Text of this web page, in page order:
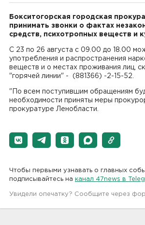
Бокситогорская городская
принимать звонки о фактах
средств, психотропных веществ и
С 23 по 26 августа с 09.00 до 18.00
употребления и распространения
веществ и о местах проживания лиц,
"горячей линии" - (881366) -2-15-52.
"По всем поступившим обращениям
необходимости приняты меры
прокуратуре Ленобласти.
Чтобы первыми узнавать о главных
подписывайтесь на канал 47news в
Увидели опечатку? Сообщите через